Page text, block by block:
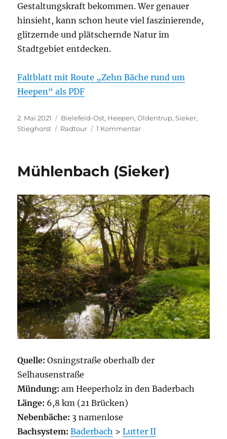
Gestaltungskraft bekommen. Wer genauer
hinsieht, kann schon heute viel faszinierende,
glitzernde und plätschernde Natur im
Stadtgebiet entdecken.
Faltblatt mit Route „Zehn Bäche rund um
Heepen“ als PDF
Veröffentlicht
am
2. Mai 2021 Kategorien
Bielefeld-Ost, Heepen,Oldentrup,Sieker,
Stieghorst
Schlagwörter
Radtour 1 Kommentarzu
um
Heepen
Mühlenbach (Sieker)
Quelle: Osningstraße oberhalb der
Selhausenstraße
Mündung: am Heeperholz in den Baderbach
Länge: 6,8 km (21 Brücken)
Nebenbäche: 3 namenlose
Bachsystem:Baderbach >Lutter II